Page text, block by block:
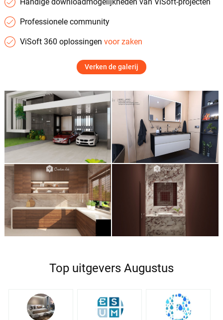
Professionele community
ViSoft 360 oplossingen voor zaken
Verken de galerij
Top uitgevers Augustus